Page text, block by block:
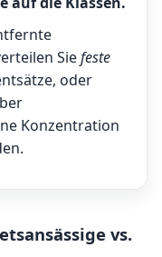
Siefeste
oder
Konzentration
vs.